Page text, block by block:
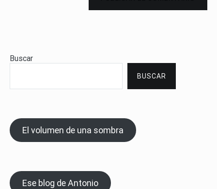
Buscar
BUSCAR
El volumen de una sombra
Ese blog de Antonio